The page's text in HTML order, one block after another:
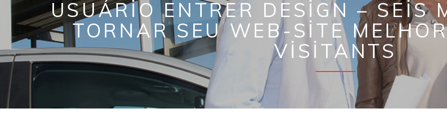
USUÁRIO ENTRER DESIGN – SEIS
TORNAR SEU WEB-SITE
VISITANTS